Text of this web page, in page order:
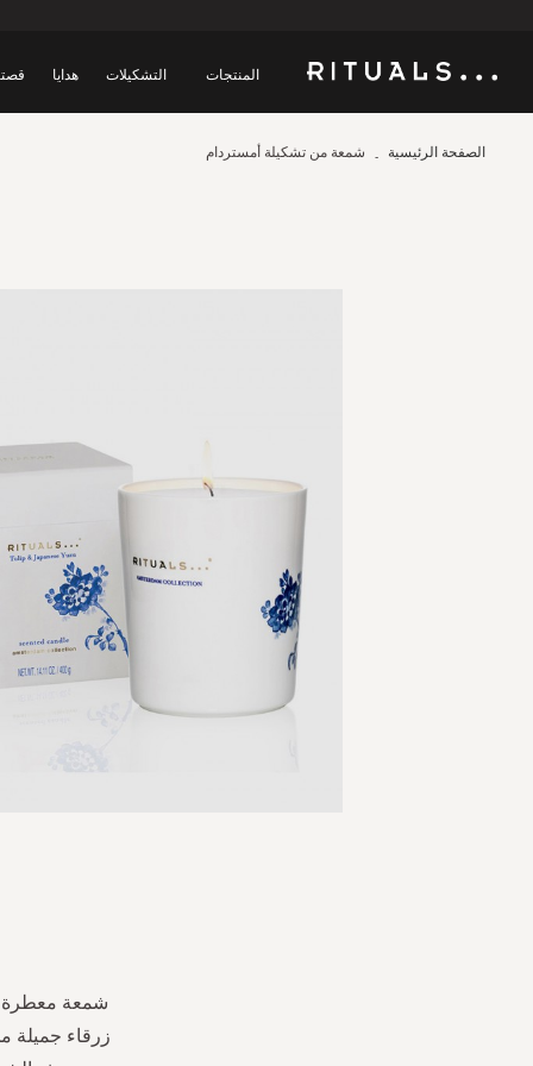
المنتجات التشكيلات هدايا
الصفحة الرئيسية شمعة من تشكيلة أمستردام
شمعة معطرة
زرقاء جميلة